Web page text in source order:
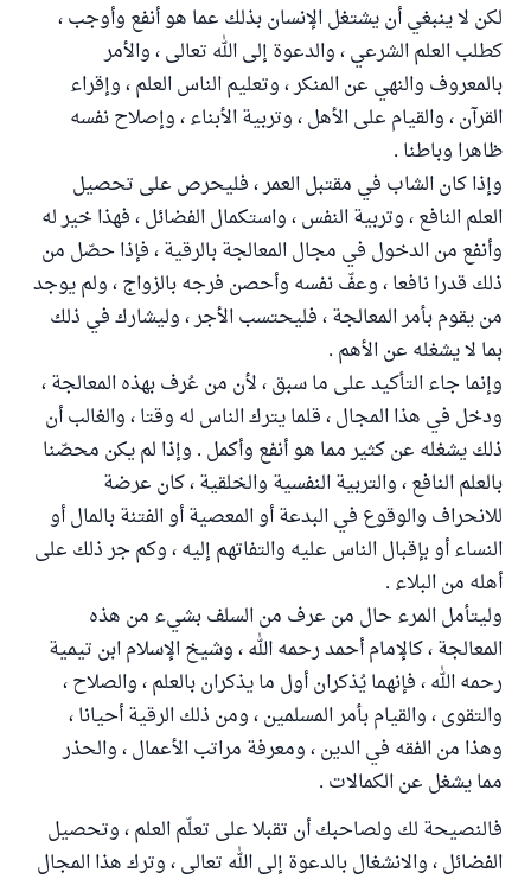
لكن لا ينبغي أن يشتغل الإنسان بذلك عما هو أنفع وأوجب ،
كطلب العلم الشرعي ، والدعوة إلى الله تعالى ، والأمر
بالمعروف والنهي عن المنكر ، وتعليم الناس العلم ، وإقراء
القرآن ، والقيام على الأهل ، وتربية الأبناء ، وإصلاح نفسه
ظاهرا وباطنا .
وإذا كان الشاب في مقتبل العمر ، فليحرص على تحصيل
العلم النافع ، وتربية النفس ، واستكمال الفضائل ، فهذا خير له
وأنفع من الدخول في مجال المعالجة بالرقية ، فإذا حصّل من
ذلك قدرا نافعا ، وعفّ نفسه وأحصن فرجه بالزواج ، ولم يوجد
من يقوم بأمر المعالجة ، فليحتسب الأجر ، وليشارك في ذلك
بما لا يشغله عن الأهم .
وإنما جاء التأكيد على ما سبق ، لأن من عُرف بهذه المعالجة ،
ودخل في هذا المجال ، قلما يترك الناس له وقتا ، والغالب أن
ذلك يشغله عن كثير مما هو أنفع وأكمل . وإذا لم يكن محصّنا
بالعلم النافع ، والتربية النفسية والخلقية ، كان عرضة
للانحراف والوقوع في البدعة أو المعصية أو الفتنة بالمال أو
النساء أو بإقبال الناس عليه والتفاتهم إليه ، وكم جر ذلك على
أهله من البلاء .
وليتأمل المرء حال من عرف من السلف بشيء من هذه
المعالجة ، كالإمام أحمد رحمه الله ، وشيخ الإسلام ابن تيمية
رحمه الله ، فإنهما يُذكران أول ما يذكران بالعلم ، والصلاح ،
والتقوى ، والقيام بأمر المسلمين ، ومن ذلك الرقية أحيانا ،
وهذا من الفقه في الدين ، ومعرفة مراتب الأعمال ، والحذر
مما يشغل عن الكمالات .
فالنصيحة لك ولصاحبك أن تقبلا على تعلّم العلم ، وتحصيل
الفضائل ، والانشغال بالدعوة إلى الله تعالى ، وترك هذا المجال